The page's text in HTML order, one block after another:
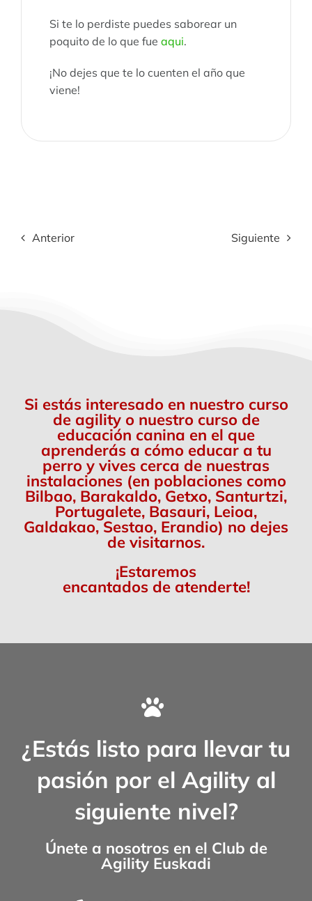
Si te lo perdiste puedes saborear un
poquito de lo que fue aqui.
¡No dejes que te lo cuenten el año que
viene!
Anterior Siguiente
Si estás interesado en nuestro curso
de agility o nuestro curso de
educación canina en el que
aprenderás a cómo educar a tu
perro y vives cerca de nuestras
instalaciones (en poblaciones como
Bilbao, Barakaldo, Getxo, Santurtzi,
Portugalete, Basauri, Leioa,
Galdakao, Sestao, Erandio) no dejes
de visitarnos.
¡Estaremos
encantados de atenderte!
¿Estás listo para llevar tu
pasión por el Agility al
siguiente nivel?
Únete a nosotros en el Club de
Agility Euskadi